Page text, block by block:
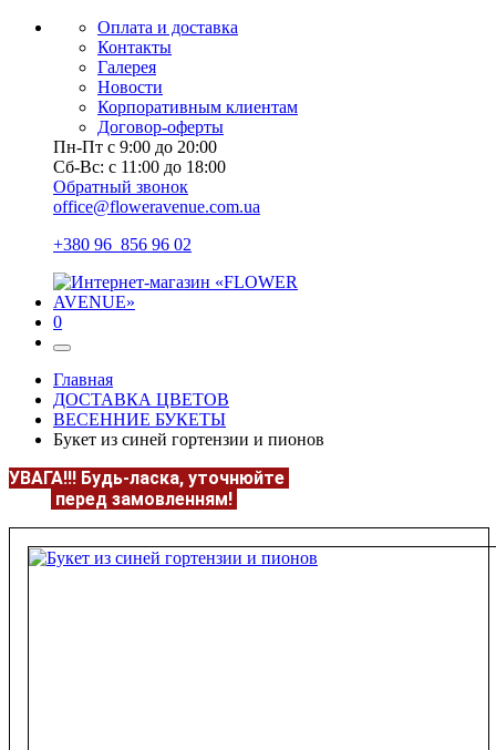
Оплата и доставка
Контакты
Галерея
Новости
Корпоративным клиентам
Договор-оферты
Пн-Пт с 9:00 до 20:00
Сб-Вс: с 11:00 до 18:00
Обратный звонок
office@floweravenue.com.ua
+380 96 856 96 02
0
Главная
ДОСТАВКА ЦВЕТОВ
ВЕСЕННИЕ БУКЕТЫ
Букет из синей гортензии и пионов
УВАГА!!! Будь-ласка, уточнюйте
перед замовленням!